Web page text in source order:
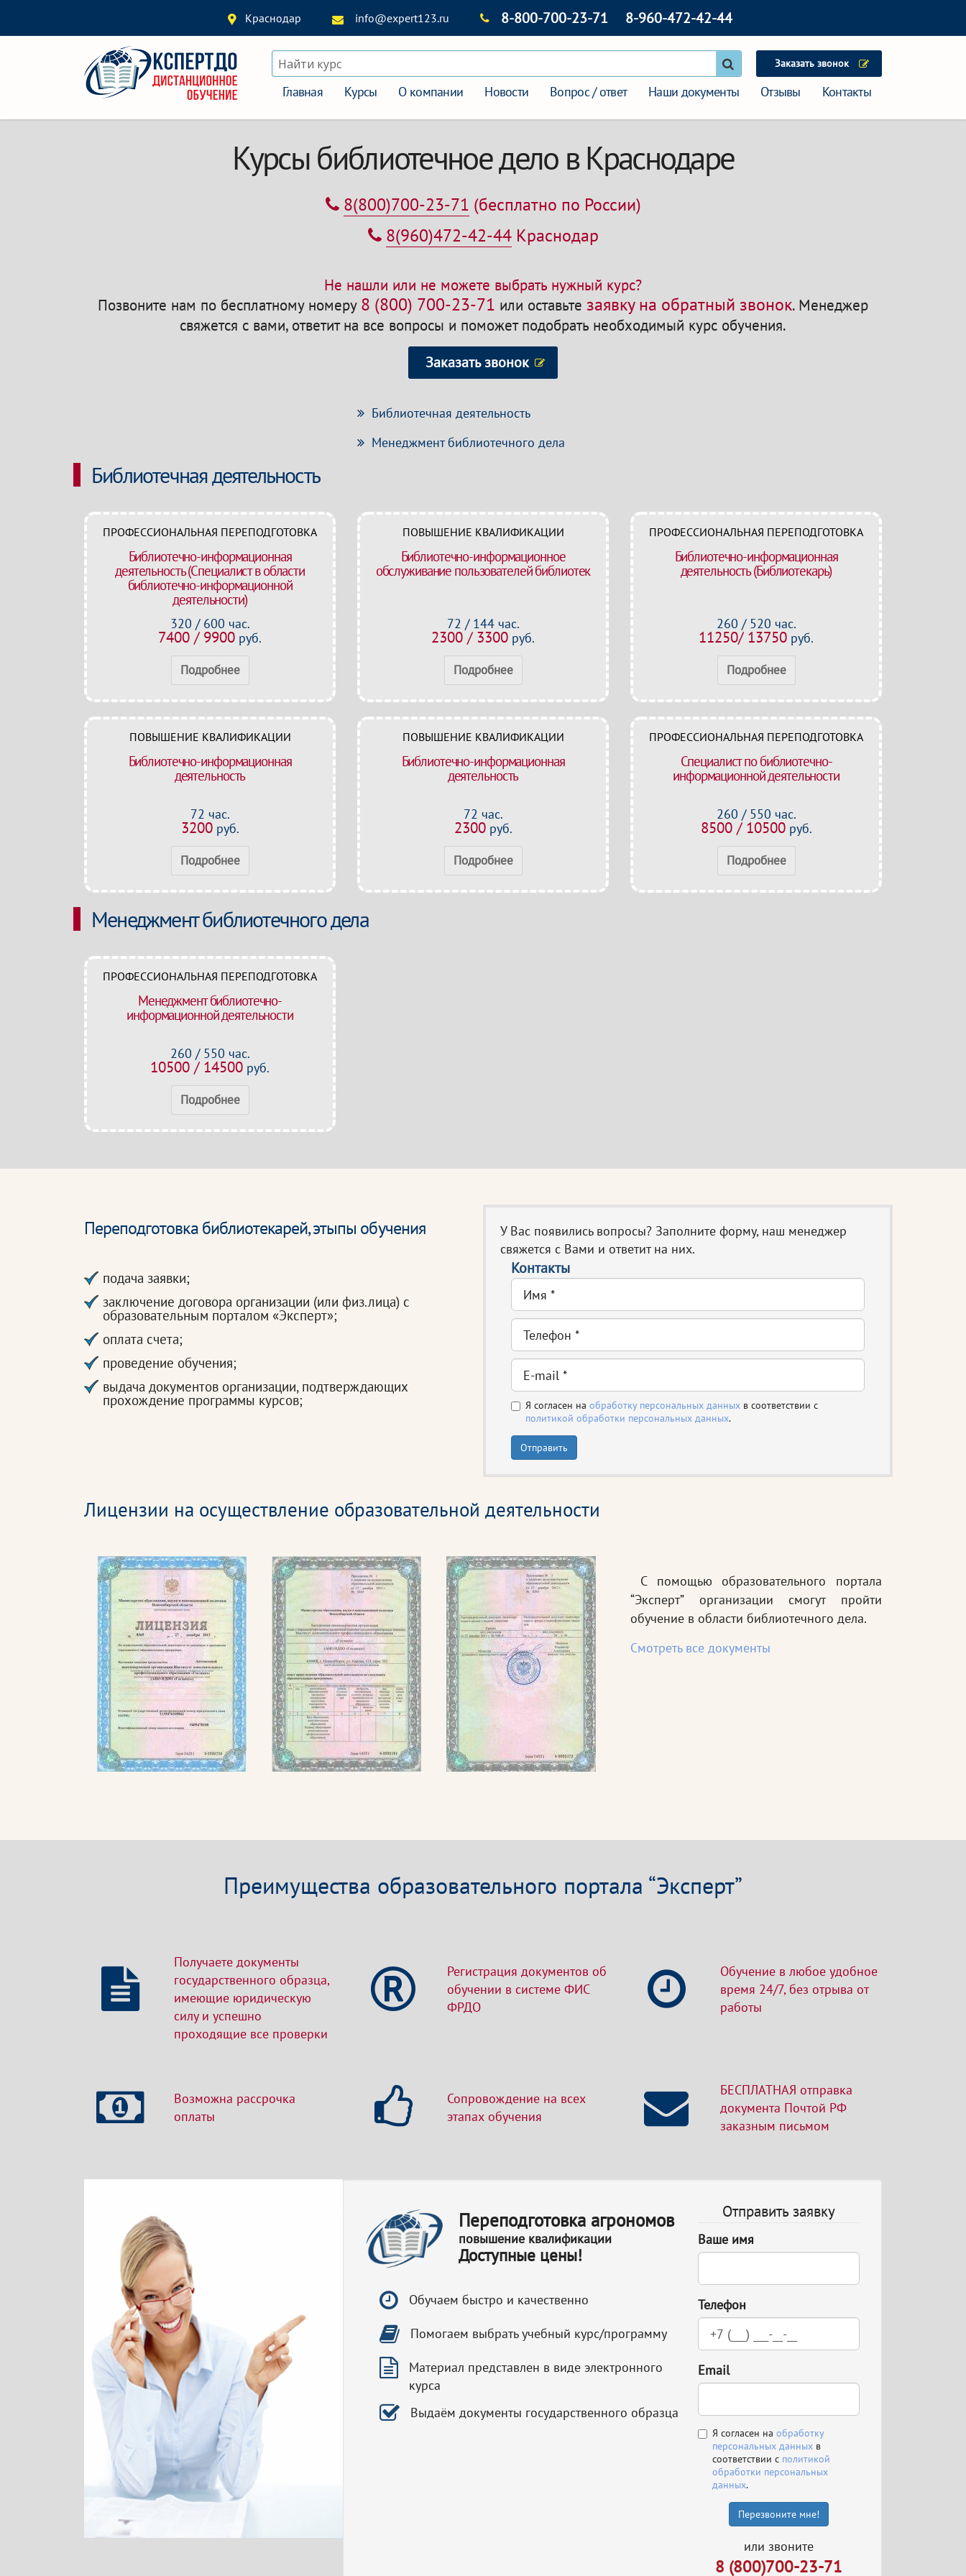
Краснодар info@expert123.ru 8-800-700-23-71 8-960-472-42-44
Найти курс Заказать звонок
Главная Курсы О компании Новости Вопрос / ответ Наши документы Отзывы Контакты
Курсы библиотечное дело в Краснодаре
8(800)700-23-71 (бесплатно по России)
8(960)472-42-44Краснодар
Не нашли или не можете выбрать нужный курс?
Позвоните нам по бесплатному номеру 8 (800) 700-23-71 или оставьте заявку на обратный звонок.Менеджер
свяжется с вами, ответит на все вопросы и поможет подобрать необходимый курс обучения.
Заказать звонок
Библиотечная деятельность
Менеджмент библиотечного дела
Библиотечная деятельность
ПРОФЕССИОНАЛЬНАЯ ПЕРЕПОДГОТОВКА
Библиотечно-информационная
деятельность (Специалист в области
библиотечно-информационной
деятельности)
320 / 600 час.
7400 / 9900 руб.
Подробнее
ПОВЫШЕНИЕ КВАЛИФИКАЦИИ
Библиотечно-информационное
обслуживание пользователей библиотек
72 / 144 час.
2300 / 3300 руб.
Подробнее
ПРОФЕССИОНАЛЬНАЯ ПЕРЕПОДГОТОВКА
Библиотечно-информационная
деятельность (Библиотекарь)
260 / 520 час.
11250/ 13750 руб.
Подробнее
ПОВЫШЕНИЕ КВАЛИФИКАЦИИ
Библиотечно-информационная
деятельность
72 час.
3200руб.
Подробнее
ПОВЫШЕНИЕ КВАЛИФИКАЦИИ
Библиотечно-информационная
деятельность
72 час.
2300руб.
Подробнее
ПРОФЕССИОНАЛЬНАЯ ПЕРЕПОДГОТОВКА
Специалист по библиотечно-
информационной деятельности
260 / 550 час.
8500 / 10500руб.
Подробнее
Менеджмент библиотечного дела
ПРОФЕССИОНАЛЬНАЯ ПЕРЕПОДГОТОВКА
Менеджмент библиотечно-
информационной деятельности
260 / 550 час.
10500 / 14500 руб.
Подробнее
Переподготовка библиотекарей, этыпы обучения
подача заявки;
заключение договора организации (или физ.лица) с
образовательным порталом «Эксперт»;
оплата счета;
проведение обучения;
выдача документов организации, подтверждающих
прохождение программы курсов;
У Вас появились вопросы? Заполните форму, наш менеджер
свяжется с Вами и ответит на них.
Контакты
Я согласен на обработку персональных данных в соответствии с
политикой обработки персональных данных.
Отправить
Лицензии на осуществление образовательной деятельности
С помощью образовательного портала
“Эксперт” организации смогут пройти
обучение в области библиотечного дела.
Смотреть все документы
Преимущества образовательного портала “Эксперт”
Получаете документы
государственного образца,
имеющие юридическую
силу и успешно
проходящие все проверки
Регистрация документов об
обучении в системе ФИС
ФРДО
Обучение в любое удобное
время 24/7, без отрыва от
работы
Возможна рассрочка
оплаты
Сопровождение на всех
этапах обучения
БЕСПЛАТНАЯ отправка
документа Почтой РФ
заказным письмом
Переподготовка агрономов
повышение квалификации
Доступные цены!
Обучаем быстро и качественно
Помогаем выбрать учебный курс/программу
Материал представлен в виде электронного
курса
Выдаём документы государственного образца
Отправить заявку
Ваше имя
Телефон
Email
Я согласен на обработку
персональных данных в
соответствии с политикой
обработки персональных
данных.
Перезвоните мне!
или звоните
8 (800)700-23-71